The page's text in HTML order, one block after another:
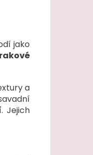
jako
a
. Jejich